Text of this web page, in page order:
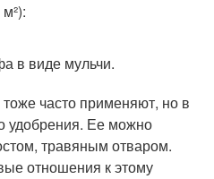
в виде мульчи.
часто применяют, но в
удобрения. Ее можно
травяным отваром.
отношения к этому